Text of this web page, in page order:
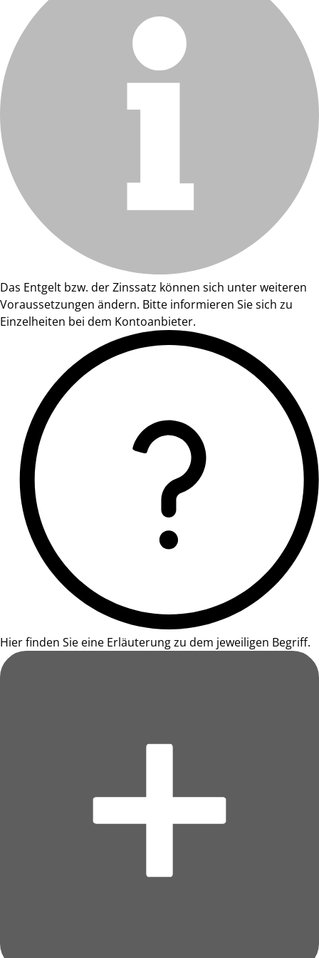
Das Entgelt bzw. der Zinssatz können sich unter weiteren
Voraussetzungen ändern. Bitte informieren Sie sich zu
Einzelheiten bei dem Kontoanbieter.
Hier finden Sie eine Erläuterung zu dem jeweiligen Begriff.